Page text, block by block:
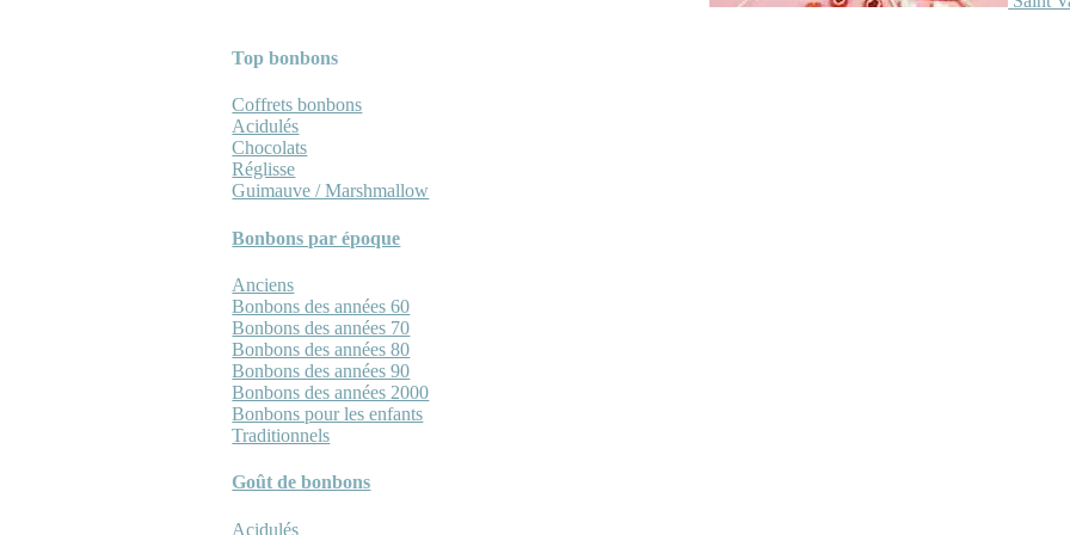
Top bonbons
Coffrets bonbons
Acidulés
Chocolats
Réglisse
Guimauve / Marshmallow
Bonbons par époque
Anciens
Bonbons des années 60
Bonbons des années 70
Bonbons des années 80
Bonbons des années 90
Bonbons des années 2000
Bonbons pour les enfants
Traditionnels
Goût de bonbons
Acidulés